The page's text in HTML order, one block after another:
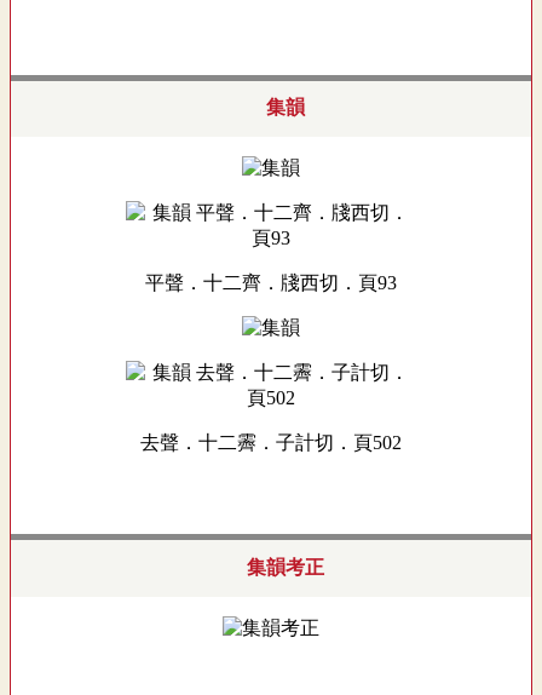
集韻
平聲．十二齊．牋西切．頁93
去聲．十二霽．子計切．頁502
集韻考正